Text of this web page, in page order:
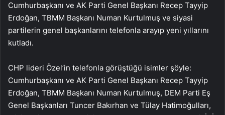
Cumhurbaşkanı ve AK Parti Genel Başkanı Recep Tayyip
Erdoğan, TBMM Başkanı Numan Kurtulmuş ve siyasi
partilerin genel başkanlarını telefonla arayıp yeni yıllarını
kutladı.
CHP lideri Özel’in telefonla görüştüğü isimler şöyle:
Cumhurbaşkanı ve AK Parti Genel Başkanı Recep Tayyip
Erdoğan, TBMM Başkanı Numan Kurtulmuş, DEM Parti Eş
Genel Başkanları Tuncer Bakırhan ve Tülay Hatimoğulları,